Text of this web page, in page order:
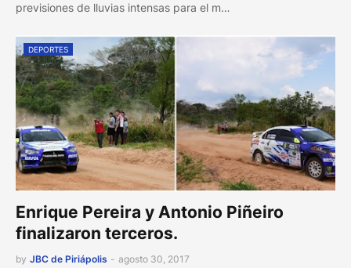
previsiones de lluvias intensas para el m…
DEPORTES
Enrique Pereira y Antonio Piñeiro
finalizaron terceros.
by JBC de Piriápolis - agosto 30, 2017